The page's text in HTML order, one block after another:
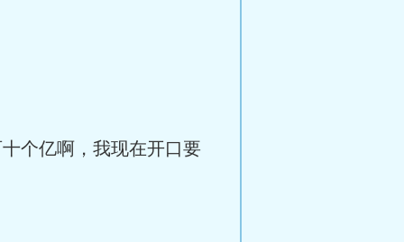
个亿啊，我现在开口要